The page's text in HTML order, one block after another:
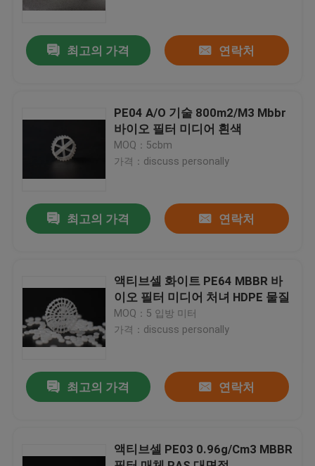
집
회사 소개
품질 관리
블로그
조회를 요청하다
MBBR 전기 매체
최고의 가격 연락처
PE04 A/O 기술 800m2/M3 Mbbr
바이오 필터 미디어 흰색
MOQ：5cbm
가격：discuss personally
최고의 가격 연락처
액티브셀 화이트 PE64 MBBR 바
이오 필터 미디어 처녀 HDPE 물질
MOQ：5 입방 미터
가격：discuss personally
최고의 가격 연락처
액티브셀 PE03 0.96g/Cm3 MBBR